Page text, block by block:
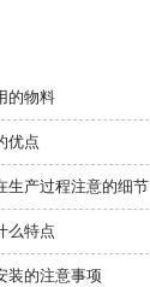
的物料
优点
生产过程注意的细节
么特点
装的注意事项